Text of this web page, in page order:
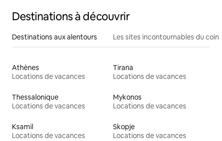
Destinations à découvrir
Destinations aux alentours Les sites incontournables du coin
Athènes
Locations de vacances
Tirana
Locations de vacances
Thessalonique
Locations de vacances
Mykonos
Locations de vacances
Ksamil
Locations de vacances
Skopje
Locations de vacances